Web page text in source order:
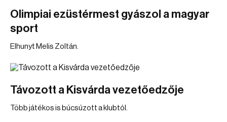
Olimpiai ezüstérmest gyászol a magyar
sport
Elhunyt Melis Zoltán.
Távozott a Kisvárda vezetőedzője
Több játékos is búcsúzott a klubtól.